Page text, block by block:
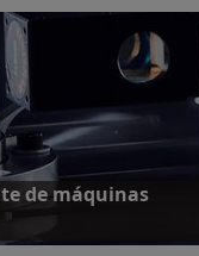
de máquinas